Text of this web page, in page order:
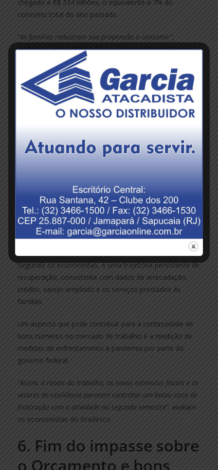
chegado a R$ 334 bilhões, o equivalente a 7% do
consumo total do ano passado.
“As famílias reduziram sua propensão a consumir”,
explicou Carlos Antônio Rocca, coordenador do Cemec-
Fipe, ao jornal “Valor Econômico”. Esse comportamento
foi determinado por dois aspectos: os circunstanciais,
como as restrições impostas pelo isolamento social, e os
precaucionais, diante do temor da perda de emprego e
5. Desempenho do
mercado de trabalho
trabalho tem surpreendido. Dados do Cadastro Geral de
Empregados e Desempregados (Novo Caged) mostram
que no primeiro trimestre do ano foram criadas 837 mil
novas oportunidades de trabalho com carteira assinada,
quase 12,5 vezes mais que no mesmo período de 2020.
Segundo os economistas, é uma trajetória persistente de
recuperação, consistente com dados de arrecadação,
crédito, varejo ampliado e os serviços prestados às
famílias.
Um aspecto que pode contribuir para a continuidade de
bons números no mercado de trabalho é a reedição de
medidas de enfrentamento à pandemia por parte do
governo federal.
“Assim, a renda do trabalho, os novos estímulos fiscais e os
vetores de resiliência parecem contratar um baixo risco de
frustração com a atividade no segundo semestre”, avaliam
os economistas do Bradesco.
6. Fim do impasse sobre
o Orçamento e bons